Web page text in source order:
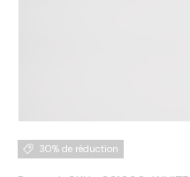
30% de réduction